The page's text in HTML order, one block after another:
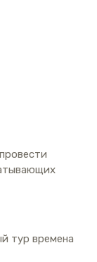
тур времена